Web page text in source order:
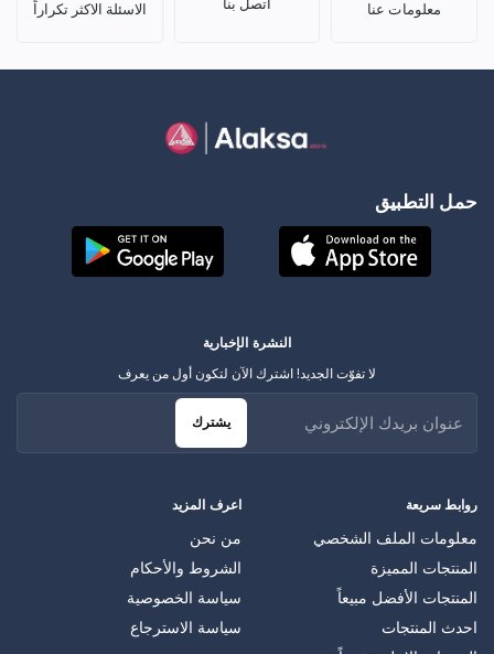
معلومات عنا الاسئلة الاكثر تكراراً
حمل التطبيق
روابط سريعة
معلومات الملف الشخصي
المنتجات المميزة
المنتجات الأفضل مبيعاً
احدث المنتجات
اعرف المزيد
من نحن
الشروط والأحكام
سياسة الخصوصية
سياسة الاسترجاع
النشرة الإخبارية
لا تفوّت الجديد! اشترك الآن لتكون أول من يعرف
يشترك